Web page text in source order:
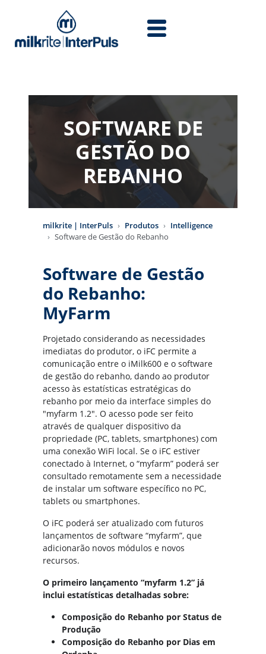
SOFTWARE DE
GESTÃO DO
REBANHO
milkrite | InterPuls Produtos
Intelligence
Software de Gestão do Rebanho
Software de Gestão
do Rebanho:
MyFarm
Projetado considerando as necessidades
imediatas do produtor, o iFC permite a
comunicação entre o iMilk600 e o software
de gestão do rebanho, dando ao produtor
acesso às estatísticas estratégicas do
rebanho por meio da interface simples do
"myfarm 1.2". O acesso pode ser feito
através de qualquer dispositivo da
propriedade (PC, tablets, smartphones) com
uma conexão WiFi local. Se o iFC estiver
conectado à Internet, o “myfarm” poderá ser
consultado remotamente sem a necessidade
de instalar um software específico no PC,
tablets ou smartphones.
O iFC poderá ser atualizado com futuros
lançamentos de software “myfarm”, que
adicionarão novos módulos e novos
recursos.
O primeiro lançamento “myfarm 1.2” já
inclui estatísticas detalhadas sobre:
Composição do Rebanho por Status de
Produção
Composição do Rebanho por Dias em